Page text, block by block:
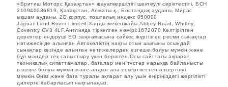
«Бритиш Моторс Қазақстан» жауапкершілігі шектеулі серіктестігі, БСН
210940036819, Қазақстан, Алматы қ., Бостандық ауданы, Мирас
ықшам ауданы, 2Б корпус, пошталық индекс 050000
Jaguar Land Rover Limited:Заңды мекенжайы:Abbey Road, Whitley,
Coventry CV3 4LF.Англияда тіркелген нөмірі:1672070 Келтірілген
деректер өндіруші ЕО заңнамасына сәйкес жүргізген ресми сынақтар
нәтижесінде алынған.Автокөліктің нақты отын шығыны осындай
сынақтар кезінде алынған нәтижелерден өзгеше болуы мүмкін және
бұл мәндер тек салыстыру үшін берілген.Осы сайттағы ақпарат,
техникалық сипаттамалар, бағалар мен түстер нарыққа байланысты
өзгеше болуы мүмкін және алдын ала ескертпестен өзгертілуі
мүмкін.Өнім және баға туралы ақпарат алу үшін өңіріңіздегі жергілікті
дилерге хабарласып нақтылаңыз.